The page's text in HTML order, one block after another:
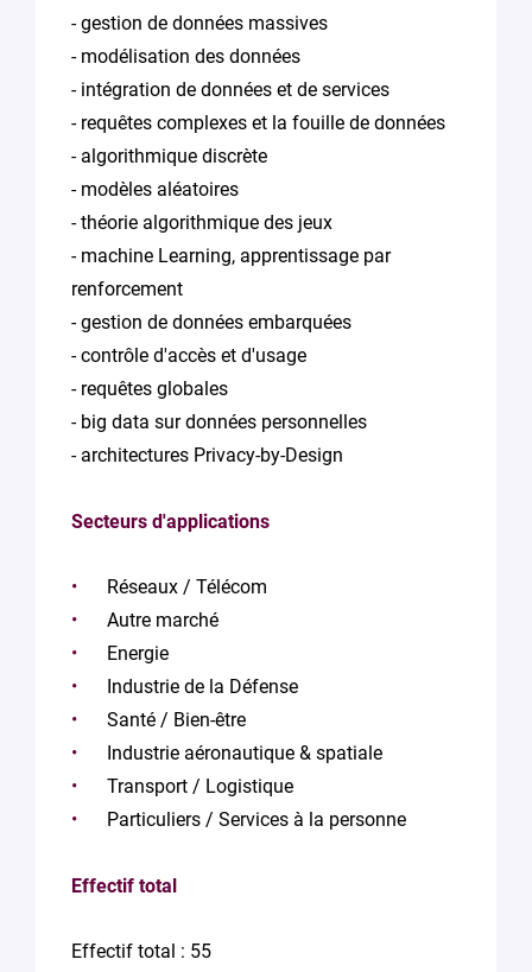
- gestion de données massives
- modélisation des données
- intégration de données et de services
- requêtes complexes et la fouille de données
- algorithmique discrète
- modèles aléatoires
- théorie algorithmique des jeux
- machine Learning, apprentissage par
renforcement
- gestion de données embarquées
- contrôle d'accès et d'usage
- requêtes globales
- big data sur données personnelles
- architectures Privacy-by-Design
Secteurs d'applications
Réseaux / Télécom
Autre marché
Energie
Industrie de la Défense
Santé / Bien-être
Industrie aéronautique & spatiale
Transport / Logistique
Particuliers / Services à la personne
Effectif total
Effectif total : 55